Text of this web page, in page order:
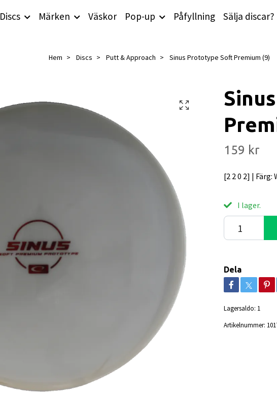
Discs Märken Väskor Pop-up Påfyllning Sälja discar?
Hem Discs Putt & Approach Sinus Prototype Soft Premium (9)
159 kr
[2 2 0 2] | Färg:
I lager.
Dela
Lagersaldo: 1
Artikelnummer: